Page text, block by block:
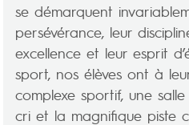
se démarquent
persévérance, leur
excellence et leur esprit
sport, nos élèves ont à
complexe sportif, une
cri et la magnifique piste